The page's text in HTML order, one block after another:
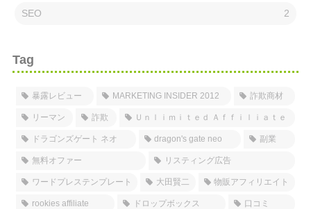
SEO 2
Tag
暴露レビュー MARKETING INSIDER 2012 詐欺商材
リーマン 詐欺 Ｕｎｌｉｍｉｔｅｄ Ａｆｆｉｌｉａｔｅ
ドラゴンズゲート ネオ dragon's gate neo 副業
無料オファー リスティング広告
ワードプレステンプレート 大田賢二 物販アフィリエイト
rookies affiliate ドロップボックス 口コミ